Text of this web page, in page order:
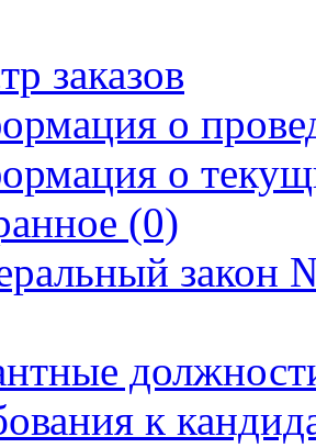
заказов
о
о
(0)
закон
к